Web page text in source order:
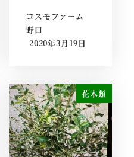
コスモファーム
野口
2020年3月19日
花木類